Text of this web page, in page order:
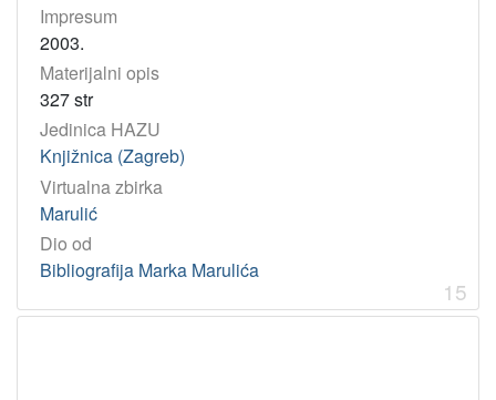
Impresum
2003.
Materijalni opis
327 str
Jedinica HAZU
Knjižnica (Zagreb)
Virtualna zbirka
Marulić
Dio od
Bibliografija Marka Marulića
15